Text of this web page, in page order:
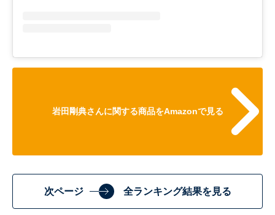
岩田剛典さんに関する商品をAmazonで見る
次ページ 全ランキング結果を見る